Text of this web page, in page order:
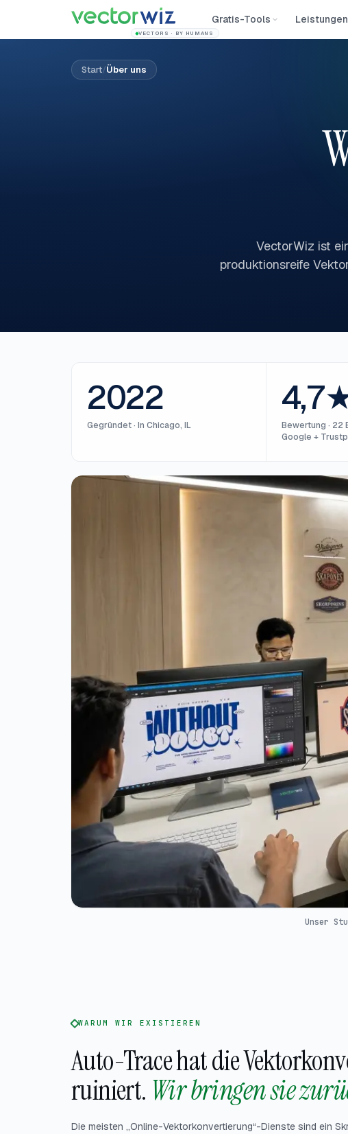
VECTORS · BY HUMANS
Gratis-Tools Leistungen
Start/Über uns
VectorWiz ist
produktionsreife
2022
Gegründet· In Chicago, IL Bewertung · 22
Google +
Unser
WARUM WIR EXISTIEREN
Auto-Trace hat die
ruiniert. Wir bringen sie
Die meisten „Online-Vektorkonvertierung“-Dienste sind ein